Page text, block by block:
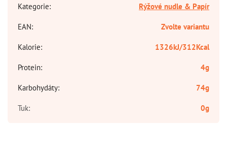
Kategorie:
Rýžové nudle & Papír
EAN:
Zvolte variantu
Kalorie:
1326kJ/312Kcal
Protein:
4g
Karbohydáty:
74g
Tuk: 0g